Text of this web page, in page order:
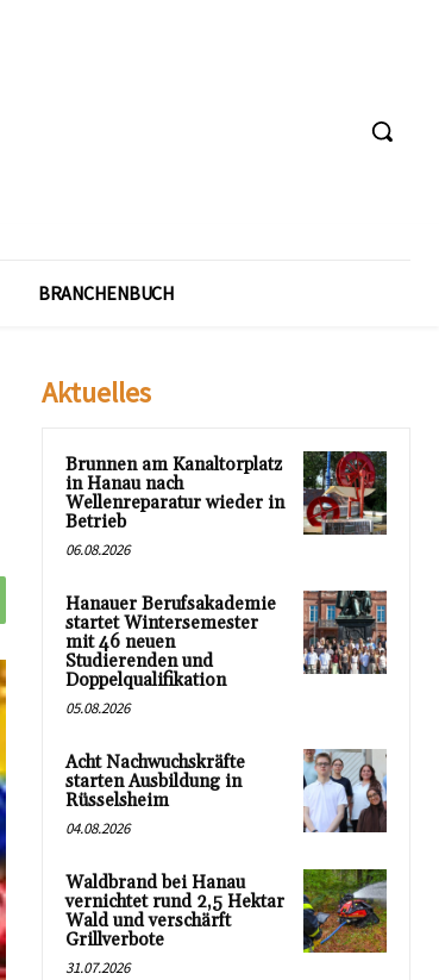
BRANCHENBUCH
Aktuelles
Brunnen am Kanaltorplatz
in Hanau nach
Wellenreparatur wieder in
Betrieb
06.08.2026
Hanauer Berufsakademie
startet Wintersemester
mit 46 neuen
Studierenden und
Doppelqualifikation
05.08.2026
Acht Nachwuchskräfte
starten Ausbildung in
Rüsselsheim
04.08.2026
Waldbrand bei Hanau
vernichtet rund 2,5 Hektar
Wald und verschärft
Grillverbote
31.07.2026